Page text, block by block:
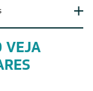
VEJA